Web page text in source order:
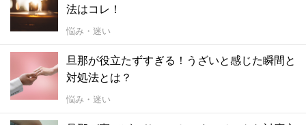
法はコレ！
悩み・迷い
旦那が役立たずすぎる！うざいと感じた瞬間と
対処法とは？
悩み・迷い